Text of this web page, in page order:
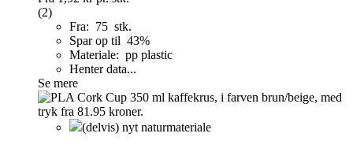
(2)
Fra: 75 stk.
Spar op til 43%
Materiale: pp plastic
Henter data...
Se mere
(delvis) nyt naturmateriale